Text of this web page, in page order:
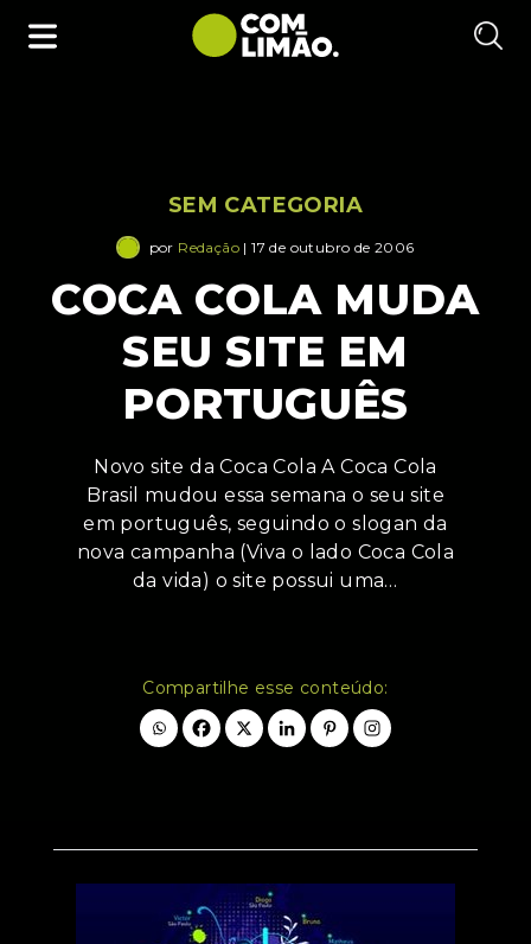
SEM CATEGORIA
por Redação | 17 de outubro de 2006
COCA COLA MUDA
SEU SITE EM
PORTUGUÊS
Novo site da Coca Cola A Coca Cola
Brasil mudou essa semana o seu site
em português, seguindo o slogan da
nova campanha (Viva o lado Coca Cola
da vida) o site possui uma…
Compartilhe esse conteúdo: